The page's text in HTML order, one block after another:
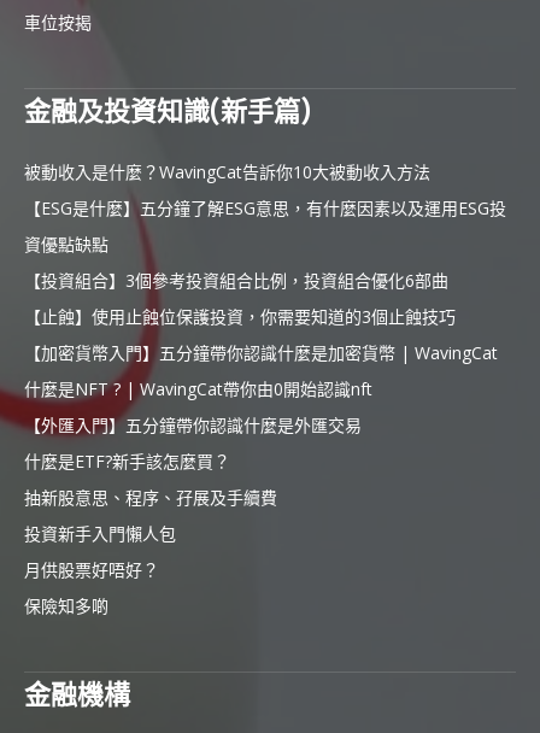
車位按揭
金融及投資知識(新手篇)
被動收入是什麼？WavingCat告訴你10大被動收入方法
【ESG是什麼】五分鐘了解ESG意思，有什麼因素以及運用ESG投
資優點缺點
【投資組合】3個參考投資組合比例，投資組合優化6部曲
【止蝕】使用止蝕位保護投資，你需要知道的3個止蝕技巧
【加密貨幣入門】五分鐘帶你認識什麼是加密貨幣 | WavingCat
什麼是NFT ? | WavingCat帶你由0開始認識nft
【外匯入門】五分鐘帶你認識什麼是外匯交易
什麼是ETF?新手該怎麼買？
抽新股意思、程序、孖展及手續費
投資新手入門懶人包
月供股票好唔好？
保險知多啲
金融機構